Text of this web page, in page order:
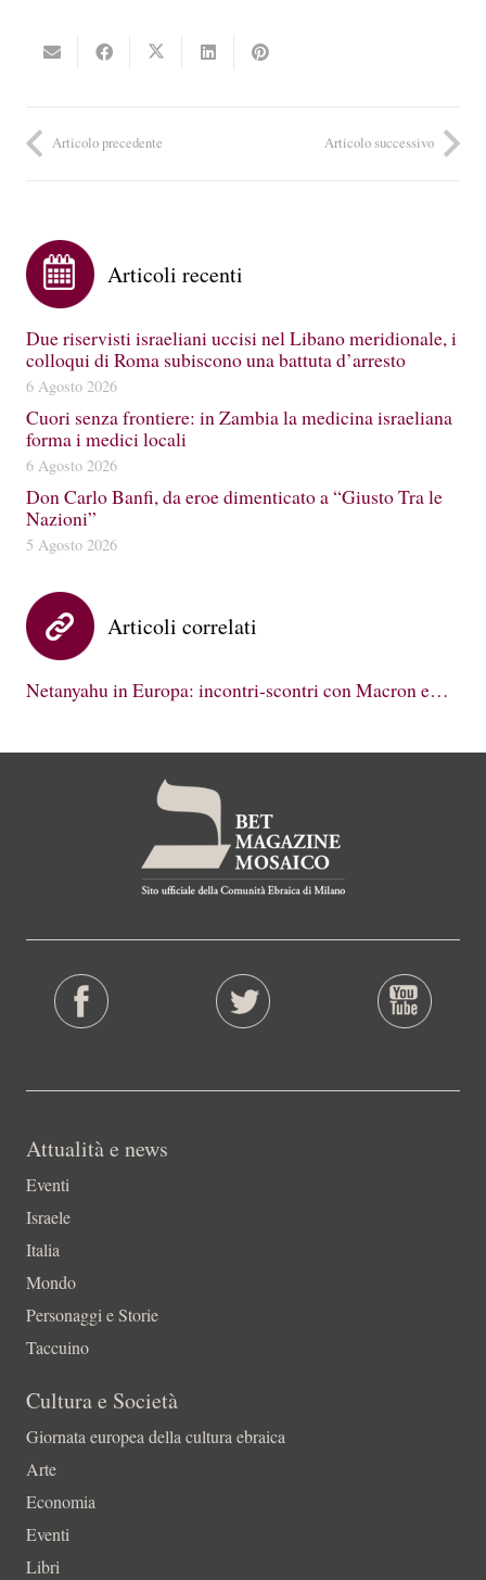
Articolo precedente Articolo successivo
Articoli recenti
Due riservisti israeliani uccisi nel Libano meridionale, i
colloqui di Roma subiscono una battuta d’arresto
6 Agosto 2026
Cuori senza frontiere: in Zambia la medicina israeliana
forma i medici locali
6 Agosto 2026
Don Carlo Banfi, da eroe dimenticato a “Giusto Tra le
Nazioni”
5 Agosto 2026
Articoli correlati
Netanyahu in Europa: incontri-scontri con Macron e…
Attualità e news
Eventi
Israele
Italia
Mondo
Personaggi e Storie
Taccuino
Cultura e Società
Giornata europea della cultura ebraica
Arte
Economia
Eventi
Libri